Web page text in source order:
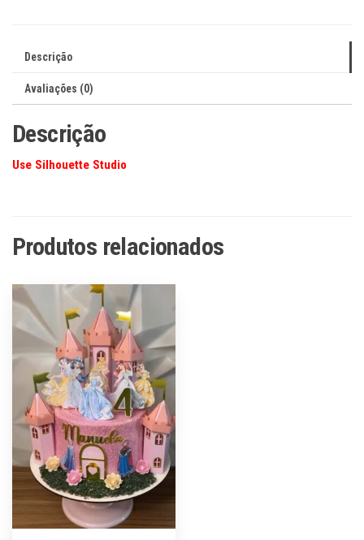
Rosas
Studio
Descrição
Avaliações (0)
Descrição
Use Silhouette Studio
Produtos relacionados